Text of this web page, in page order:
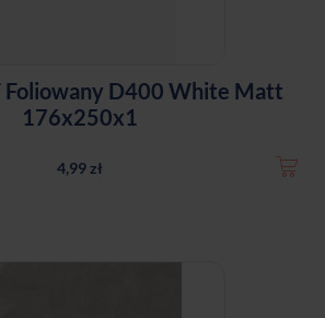
Foliowany D400 White Matt
176x250x1
4,99 zł